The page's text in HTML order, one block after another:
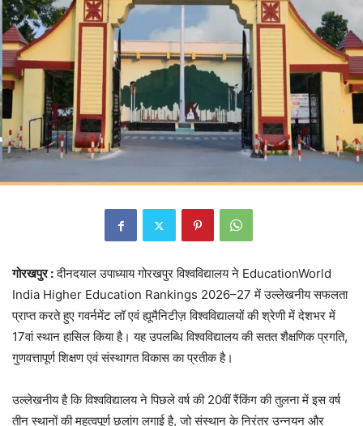
गोरखपुर :दीनदयाल उपाध्याय गोरखपुर विश्वविद्यालय ने EducationWorld
India Higher Education Rankings 2026–27 में उल्लेखनीय सफलता
प्राप्त करते हुए गवर्नमेंट लॉ एवं ह्यूमैनिटीज़ विश्वविद्यालयों की श्रेणी में देशभर में
17वां स्थान हासिल किया है। यह उपलब्धि विश्वविद्यालय की सतत शैक्षणिक प्रगति,
गुणवत्तापूर्ण शिक्षण एवं संस्थागत विकास का प्रतीक है।
उल्लेखनीय है कि विश्वविद्यालय ने पिछले वर्ष की 20वीं रैंकिंग की तुलना में इस वर्ष
तीन स्थानों की महत्वपूर्ण छलांग लगाई है, जो संस्थान के निरंतर उन्नयन और